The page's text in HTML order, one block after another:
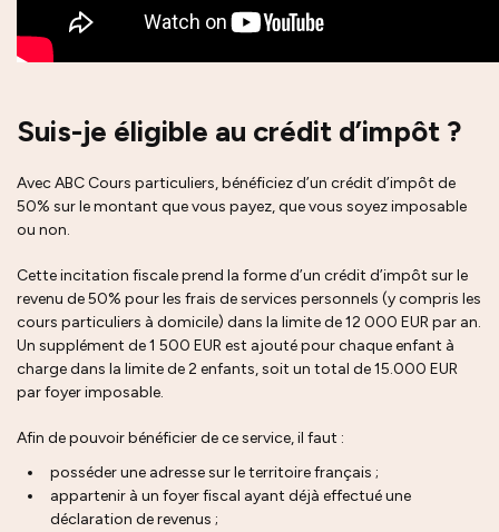
Suis-je éligible au crédit d’impôt ?
Avec ABC Cours particuliers, bénéficiez d’un crédit d’impôt de
50% sur le montant que vous payez, que vous soyez imposable
ou non.
Cette incitation fiscale prend la forme d’un crédit d’impôt sur le
revenu de 50% pour les frais de services personnels (y compris les
cours particuliers à domicile) dans la limite de 12 000 EUR par an.
Un supplément de 1 500 EUR est ajouté pour chaque enfant à
charge dans la limite de 2 enfants, soit un total de 15.000 EUR
par foyer imposable.
Afin de pouvoir bénéficier de ce service, il faut :
posséder une adresse sur le territoire français ;
appartenir à un foyer fiscal ayant déjà effectué une
déclaration de revenus ;